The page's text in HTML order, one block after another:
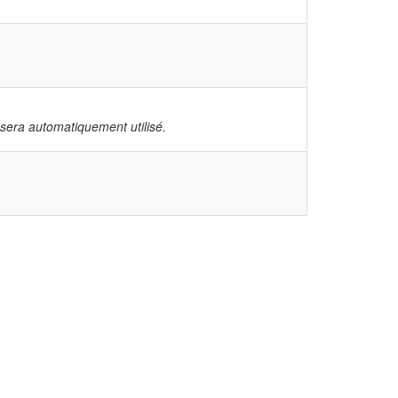
automatiquement utilisé.